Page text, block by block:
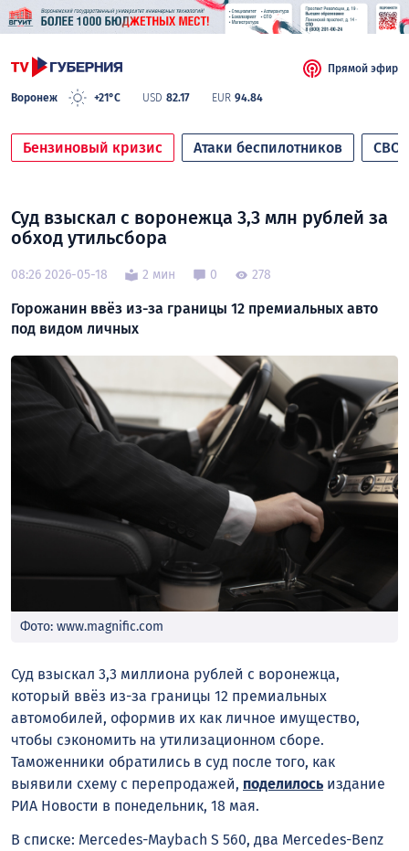
Воронеж +21°C USD 82.17 EUR 94.84
Прямой эфир
Бензиновый кризис Атаки беспилотников СВО
Суд взыскал с воронежца 3,3 млн рублей за
обход утильсбора
08:26 2026-05-18 2 мин 0 278
Горожанин ввёз из-за границы 12 премиальных авто
под видом личных
Фото: www.magnific.com
Суд взыскал 3,3 миллиона рублей с воронежца,
который ввёз из-за границы 12 премиальных
автомобилей, оформив их как личное имущество,
чтобы сэкономить на утилизационном сборе.
Таможенники обратились в суд после того, как
выявили схему с перепродажей, поделилось издание
РИА Новости в понедельник, 18 мая.
В списке: Mercedes-Maybach S 560, два Mercedes-Benz